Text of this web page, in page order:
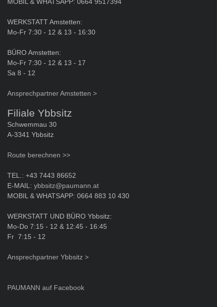
MOBIL & WHATSAPP: 0664 9517394
WERKSTATT Amstetten:
Mo-Fr 7:30 - 12 & 13 - 16:30
BÜRO Amstetten:
Mo-Fr 7:30 - 12 & 13 - 17
Sa 8 - 12
Ansprechpartner Amstetten >
Filiale Ybbsitz
Schwemmau 30
A-3341 Ybbsitz
Route berechnen >>
TEL.: +43 7443 86652
E-MAIL: ybbsitz@paumann.at
MOBIL & WHATSAPP: 0664 883 10 430
WERKSTATT UND BÜRO Ybbsitz:
Mo-Do 7:15 - 12 & 12:45 - 16:45
Fr 7:15 - 12
Ansprechpartner Ybbsitz >
PAUMANN auf Facebook